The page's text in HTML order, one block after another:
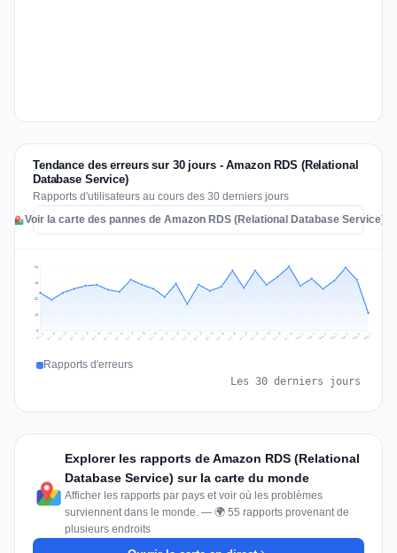
Tendance des erreurs sur 30 jours - Amazon RDS (Relational
Database Service)
Rapports d'utilisateurs au cours des 30 derniers jours
Voir la carte des pannes de Amazon RDS (Relational Database Service)
16
32
48
64
Jul 9 Jul 10 Jul 11 Jul 12 Jul 13 Jul 14 Jul 15 Jul 16 Jul 17 Jul 18 Jul 19 Jul 20 Jul 21 Jul 22 Jul 23 Jul 24 Jul 25 Jul 26 Jul 27 Jul 28 Jul 29 Jul 30 Jul 31 Aug 1 Aug 2 Aug 3 Aug 4 Aug 5 Aug 6 Aug 7
Rapports d'erreurs
Les 30 derniers jours
Explorer les rapports de Amazon RDS (Relational
Database Service) sur la carte du monde
Afficher les rapports par pays et voir où les problèmes
surviennent dans le monde. — 🌍 55 rapports provenant de
plusieurs endroits